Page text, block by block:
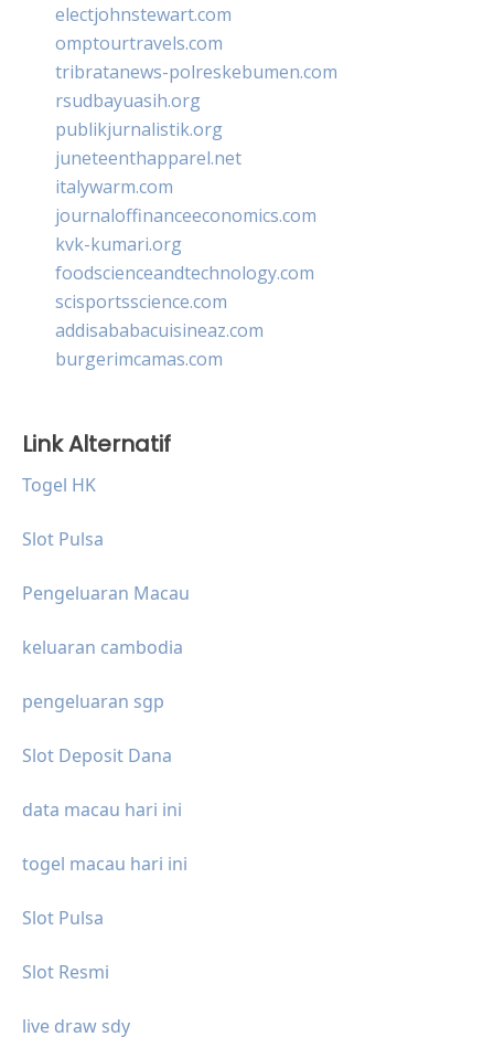
electjohnstewart.com
omptourtravels.com
tribratanews-polreskebumen.com
rsudbayuasih.org
publikjurnalistik.org
juneteenthapparel.net
italywarm.com
journaloffinanceeconomics.com
kvk-kumari.org
foodscienceandtechnology.com
scisportsscience.com
addisababacuisineaz.com
burgerimcamas.com
Link Alternatif
Togel HK
Slot Pulsa
Pengeluaran Macau
keluaran cambodia
pengeluaran sgp
Slot Deposit Dana
data macau hari ini
togel macau hari ini
Slot Pulsa
Slot Resmi
live draw sdy